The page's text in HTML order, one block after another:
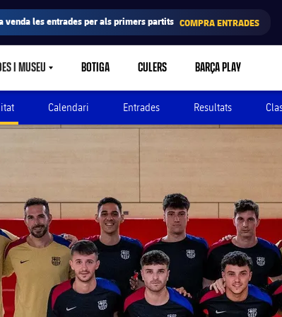
venda les entrades per als primers partits COMPRA ENTRADES
I MUSEU
LABEL.SHARE.CARETDOWN
BOTIGA CULERS BARÇA PLAY
Calendari Entrades Resultats